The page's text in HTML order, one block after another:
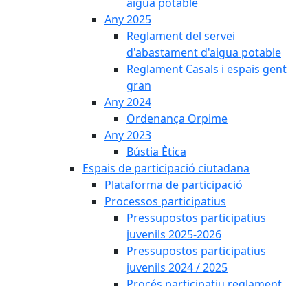
Any 2025
Reglament del servei
d'abastament d'aigua potable
Reglament Casals i espais gent
gran
Any 2024
Ordenança Orpime
Any 2023
Bústia Ètica
Espais de participació ciutadana
Plataforma de participació
Processos participatius
Pressupostos participatius
juvenils 2025-2026
Pressupostos participatius
juvenils 2024 / 2025